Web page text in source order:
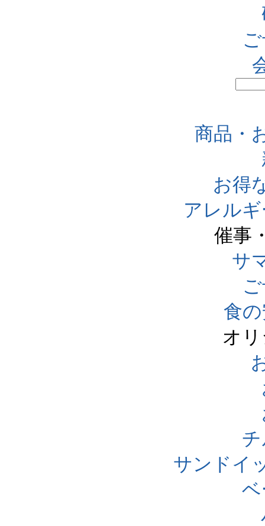
商品・
お得
アレル
催事
サ
食
オ
サンドイ